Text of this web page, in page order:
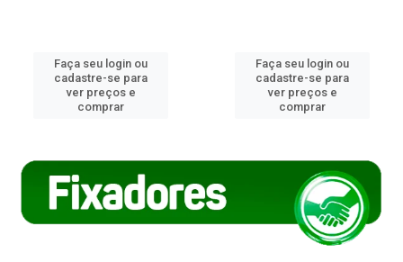
Faça seu login ou
cadastre-se para
ver preços e
comprar
Faça seu login ou
cadastre-se para
ver preços e
comprar